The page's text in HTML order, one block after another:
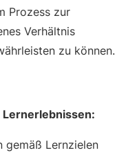
Prozess zur
Verhältnis
zu können.
gemäß Lernzielen